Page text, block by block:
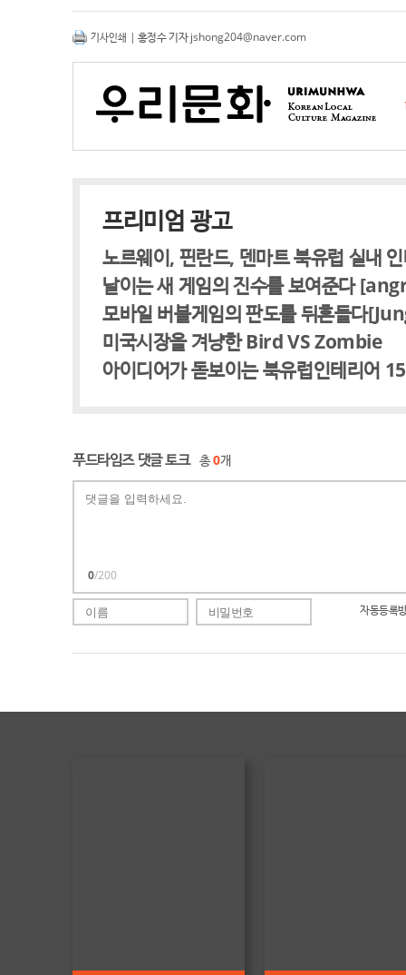
기사인쇄 | 홍정수 기자jshong204@naver.com
프리미엄 광고
노르웨이, 핀란드, 덴마트 북유럽 실내
날이는 새 게임의 진수를 보여준다
모바일 버블게임의 판도를 뒤흔들다
미국시장을 겨냥한 Bird VS Zombie
아이디어가 돋보이는 북유럽인테리어
푸드타임즈 댓글 토크 총0개
0/200
자동등록